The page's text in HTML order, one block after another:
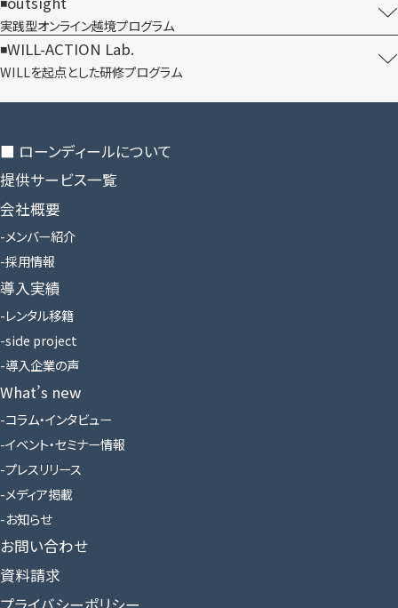
実践型オンライン​越境プログラム
WILL-ACTION Lab.
WILLを​起点とした​研修プログラム
■ ローンディールに​ついて
提供サービス一覧
会社概要
メンバー紹介
採用情報
導入実績
レンタル移籍
side project
導入企業の声
What’s new
コラム・インタビュー
イベント・セミナー情報
プレスリリース
メディア掲載
お知らせ
お問い合わせ
資料請求